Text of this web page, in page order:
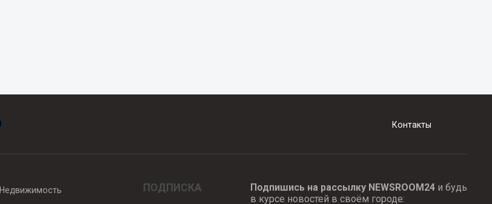
Контакты
Недвижимость ПОДПИСКА Подпишись на рассылку NEWSROOM24и будь
в курсе новостей в своём городе: